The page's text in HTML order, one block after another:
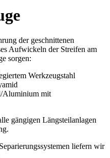
der geschnittenen
Aufwickeln der Streifen am
sorgen:
Werkzeugstahl
Aluminium mit
gängigen Längsteilanlagen
liefern wir